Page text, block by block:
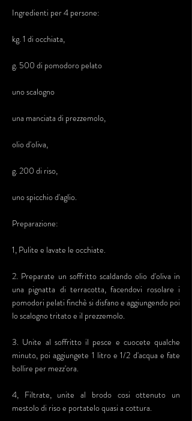
Ingredienti per 4 persone:
kg. 1 di occhiata,
g. 500 di pomodoro pelato
uno scalogno
una manciata di prezzemolo,
olio d'oliva,
g. 200 di riso,
uno spicchio d'aglio.
Preparazione:
1, Pulite e lavate le occhiate.
2. Preparate un soffritto scaldando olio d'oliva in
una pignatta di terracotta, facendovi rosolare i
pomodori pelati finchè si disfano e aggiungendo poi
lo scalogno tritato e il prezzemolo.
3. Unite al soffritto il pesce e cuocete qualche
minuto, poi aggiungete 1 litro e 1/2 d'acqua e fate
bollire per mezz'ora.
4, Filtrate, unite al brodo cosi ottenuto un
mestolo di riso e portatelo quasi a cottura.